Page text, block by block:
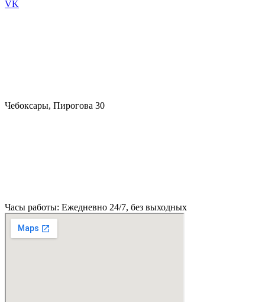
VK
Чебоксары, Пирогова 30
Часы работы: Ежедневно 24/7, без выходных